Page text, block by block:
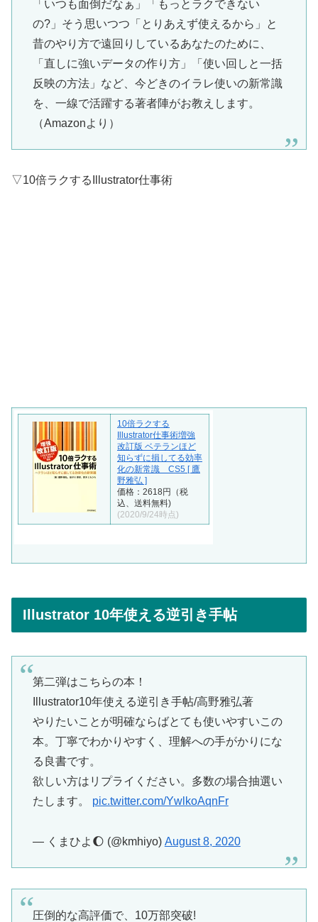
「いつも面倒だなぁ」「もっとラクできない
の?」そう思いつつ「とりあえず使えるから」と
昔のやり方で遠回りしているあなたのために、
「直しに強いデータの作り方」「使い回しと一括
反映の方法」など、今どきのイラレ使いの新常識
を、一線で活躍する著者陣がお教えします。
（Amazonより）
▽10倍ラクするIllustrator仕事術
10倍ラクする
Illustrator仕事術増強
改訂版 ベテランほど
知らずに損してる効率
化の新常識 CS5 [ 鷹
野雅弘 ]
価格：2618円（税
込、送料無料)
(2020/9/24時点)
Illustrator 10年使える逆引き手帖
第二弾はこちらの本！
Illustrator10年使える逆引き手帖/高野雅弘著
やりたいことが明確ならばとても使いやすいこの
本。丁寧でわかりやすく、理解への手がかりにな
る良書です。
欲しい方はリプライください。多数の場合抽選い
たします。 pic.twitter.com/YwlkoAqnFr
— くまひよ🌔 (@kmhiyo) August 8, 2020
圧倒的な高評価で、10万部突破!